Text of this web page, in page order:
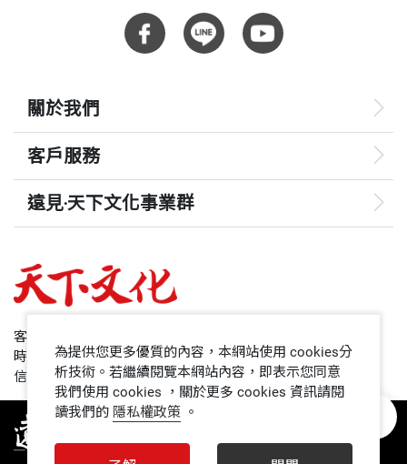
關於我們
客戶服務
遠見‧天下文化事業群
哈佛商業評論
領導影響力學院
1號課堂
客服專線：+886 2 2662-0012
時間：週一~週五9:00~12:30;13:30~17:00
信箱：service@cwgv.com.tw
為提供您更多優質的內容，本網站使用 cookies分
析技術。若繼續閱覽本網站內容，即表示您同意
我們使用 cookies ，關於更多 cookies 資訊請閱
讀我們的 隱私權政策 。